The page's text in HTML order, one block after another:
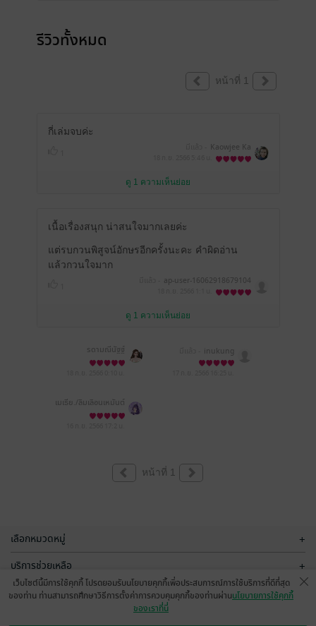
รีวิวทั้งหมด
หน้าที่ 1
กี่เล่มจบค่ะ
Kaowjee Ka
ดู 1 ความเห็นย่อย
เนื้อเรื่องสนุก น่าสนใจมากเลยค่ะ
แต่รบกวนพิสูจน์อักษรอีกครั้งนะคะ คำผิดอ่าน
แล้วกวนใจมาก
ap-user-16062918679104
ดู 1 ความเห็นย่อย
รดามณีนัฐฐ์ inukung
เมเธีย./ลืมเลือน​เหมันต์​
หน้าที่ 1
เลือกหมวดหมู่ +
บริการช่วยเหลือ +
เกี่ยวกับเรา
เว็บไซต์นี้มีการใช้คุกกี้ โปรดยอมรับนโยบายคุกกี้เพื่อประสบการณ์การใช้บริการที่ดีที่สุด
ของท่าน ท่านสามารถศึกษาวิธีการตั้งค่าการควบคุมคุกกี้ของท่านผ่านนโยบายการใช้คุกกี้
ของเราที่นี่